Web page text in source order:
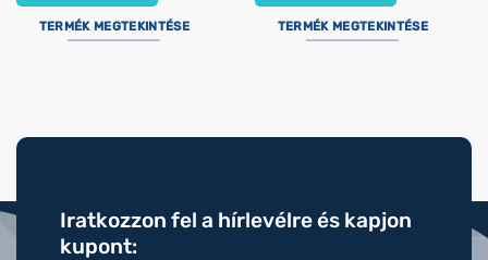
TERMÉK MEGTEKINTÉSE TERMÉK MEGTEKINTÉSE
Iratkozzon fel a hírlevélre és kapjon
kupont: